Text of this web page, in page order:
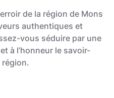
de la région de Mons
authentiques et
vous séduire par une
à l’honneur le savoir-